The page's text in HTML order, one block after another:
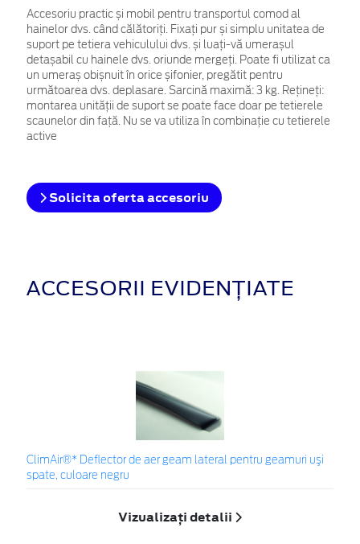
Accesoriu practic și mobil pentru transportul comod al
hainelor dvs. când călătoriți. Fixați pur și simplu unitatea de
suport pe tetiera vehiculului dvs. și luați-vă umerașul
detașabil cu hainele dvs. oriunde mergeți. Poate fi utilizat ca
un umeraș obișnuit în orice șifonier, pregătit pentru
următoarea dvs. deplasare. Sarcină maximă: 3 kg. Rețineți:
montarea unității de suport se poate face doar pe tetierele
scaunelor din față. Nu se va utiliza în combinație cu tetierele
active
Solicita oferta accesoriu
ACCESORII EVIDENȚIATE
ClimAir®* Deflector de aer geam lateral pentru geamuri uşi
spate, culoare negru
Vizualizați detalii